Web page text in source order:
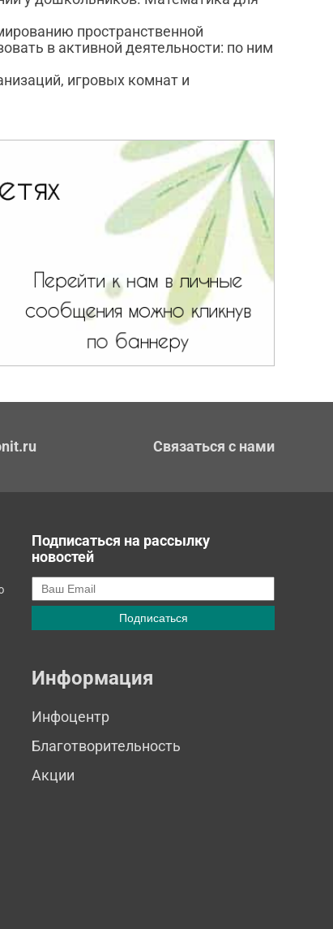
пространственной
в активной деятельности: по ним
игровых комнат и
Связаться с нами
Подписаться на рассылку
новостей
Информация
Инфоцентр
Благотворительность
Акции